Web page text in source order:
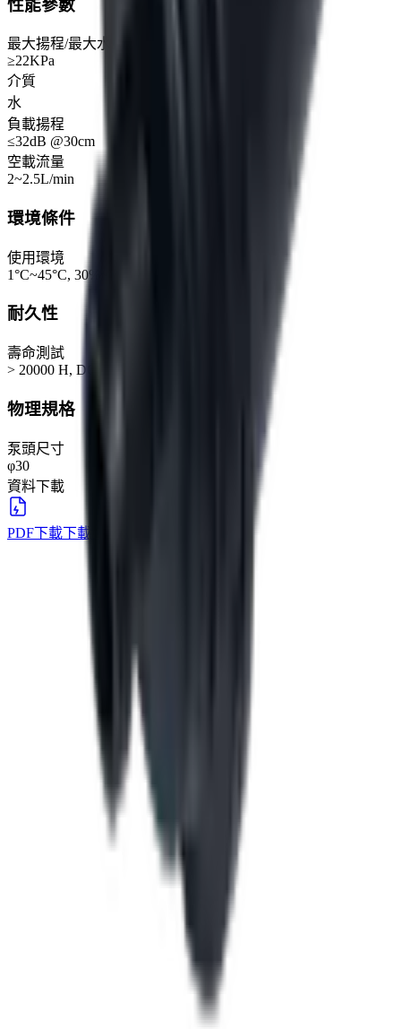
性能參數
最大揚程/最大水壓
≥22KPa
介質
水
負載揚程
≤32dB @30cm
空載流量
2~2.5L/min
環境條件
使用環境
1°C~45°C, 30%~80%RH
耐久性
壽命測試
> 20000 H, DC12V @ 13KPa
物理規格
泵頭尺寸
φ30
資料下載
PDF下載下載